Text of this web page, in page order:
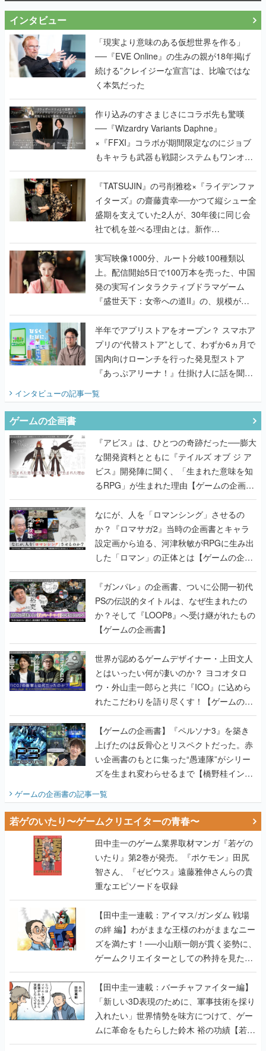
インタビュー
「現実より意味のある仮想世界を作る」
──『EVE Online』の生みの親が18年掲げ
続ける”クレイジーな宣言”は、比喩ではな
く本気だった
作り込みのすさまじさにコラボ先も驚嘆
──『Wizardry Variants Daphne』
×『FFXI』コラボが期間限定なのにジョブ
もキャラも武器も戦闘システムもワンオフ
で作り込まれた理由を両ディレクターに聞
く
『TATSUJIN』の弓削雅稔×『ライデンファ
イターズ』の齋藤貴幸──かつて縦シュー全
盛期を支えていた2人が、30年後に同じ会
社で机を並べる理由とは。新作
『TATSUJIN EXTREME』で初タッグを組
んだレジェンド2人に訊く開発秘話
実写映像1000分、ルート分岐100種類以
上。配信開始5日で100万本を売った、中国
発の実写インタラクティブドラマゲーム
『盛世天下：女帝への道II』の、規模が違
うこだわりをプロデューサーに聞いた
半年でアプリストアをオープン？ スマホア
プリの“代替ストア”として、わずか6ヵ月で
国内向けローンチを行った発見型ストア
『あっぷアリーナ！』仕掛け人に話を聞い
インタビューの記事一覧
ゲームの企画書
『アビス』は、ひとつの奇跡だった──膨大
な開発資料とともに『テイルズ オブ ジ ア
ビス』開発陣に聞く、「生まれた意味を知
るRPG」が生まれた理由【ゲームの企画
書】
なにが、人を「ロマンシング」させるの
か？『ロマサガ2』当時の企画書とキャラ
設定画から迫る、河津秋敏がRPGに生み出
した「ロマン」の正体とは【ゲームの企画
書】
『ガンパレ』の企画書、ついに公開━初代
PSの伝説的タイトルは、なぜ生まれたの
か？そして『LOOP8』へ受け継がれたもの
【ゲームの企画書】
世界が認めるゲームデザイナー・上田文人
とはいったい何が凄いのか？ ヨコオタロ
ウ・外山圭一郎らと共に『ICO』に込めら
れたこだわりを語り尽くす！【ゲームの企
画書】
【ゲームの企画書】『ペルソナ3』を築き
上げたのは反骨心とリスペクトだった。赤
い企画書のもとに集った“愚連隊”がシリー
ズを生まれ変わらせるまで【橋野桂インタ
ゲームの企画書の記事一覧
若ゲのいたり〜ゲームクリエイターの青春〜
田中圭一のゲーム業界取材マンガ『若ゲの
いたり』第2巻が発売。『ポケモン』田尻
智さん、『ゼビウス』遠藤雅伸さんらの貴
重なエピソードを収録
【田中圭一連載：アイマス/ガンダム 戦場
の絆 編】わがままな王様のわがままなニー
ズを満たす！──小山順一朗が貫く姿勢に、
ゲームクリエイターとしての矜持を見た
【若ゲのいたり最終回】
【田中圭一連載：バーチャファイター編】
「新しい3D表現のために、軍事技術を採り
入れたい」世界情勢を味方につけて、ゲー
ムに革命をもたらした鈴木 裕の功績【若ゲ
のいたり】